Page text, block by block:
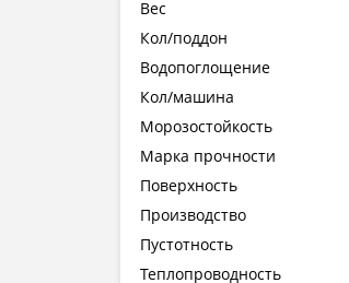
Вес
Кол/поддон
Водопоглощение
Кол/машина
Морозостойкость
Марка прочности
Поверхность
Производство
Пустотность
Теплопроводность